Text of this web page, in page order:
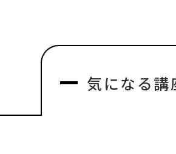
気になる講